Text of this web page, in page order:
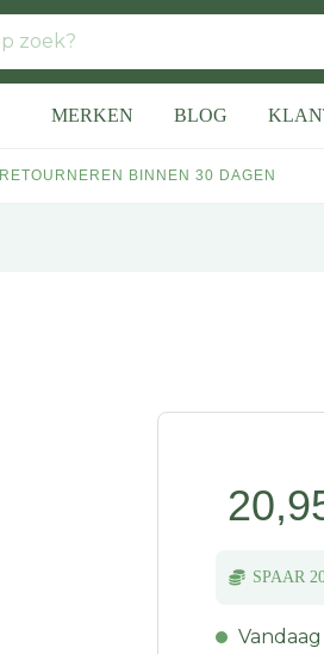
MERKEN BLOG
RETOURNEREN BINNEN 30 DAGEN
SPAAR